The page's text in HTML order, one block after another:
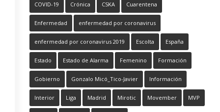
COVID-19 Crónica CSKA Cuarentena
Enfermedad enfermedad por coronavirus
enfermedad por coronavirus 2019 Escolta España
Estado Estado de Alarma Femenino Formación
Gobierno Gonzalo Micó_Tico-Javier Información
Interior Liga Madrid Mirotic Movember MVP